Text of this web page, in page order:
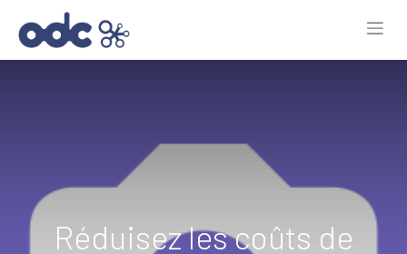
Réduisez les coûts de